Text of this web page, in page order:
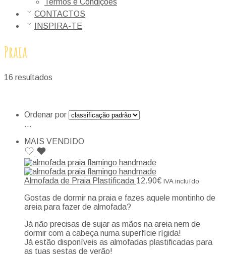
CONTACTOS
INSPIRA-TE
Praia
16 resultados
Ordenar por
...
MAIS VENDIDO
Almofada de Praia Plastificada 12.90€ IVA incluído
Gostas de dormir na praia e fazes aquele montinho de
areia para fazer de almofada?
Já não precisas de sujar as mãos na areia nem de
dormir com a cabeça numa superfície rígida!
Já estão disponíveis as almofadas plastificadas para
as tuas sestas de verão!